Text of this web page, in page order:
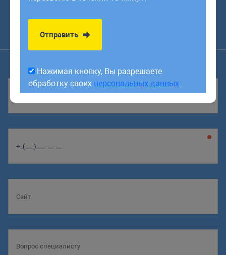
Оставить заявку
обработку своихперсональных данных
Отправить
Нажимая кнопку, Вы разрешаете
обработку своих персональных данных